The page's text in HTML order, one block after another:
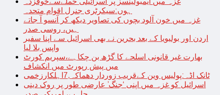
ہوں:سیکرٹری جنرل اقوام متحدہ
غزہ میں خون آلود بچوں کی تصاویر دیکھ کر آنسو آ جاتے
ہیں، روسی صدر
اردن اور بولیویا کے بعد بحرین نے بھی اسرائیل سے اپنا سفیر
واپس بلا لیا
بھارت غیر قانونی اسلحے کا گڑھ بن چکاہے،سپریم کورٹ
میں پیش رپورٹ میں انکشاف
ٹانک اڈہ:پولیس وین کےقریب زوردار دھماکہ,7اہلکارزخمی
اسرائیل کو غزہ میں اپنی ‘جنگ’ عارضی طور پر روک دینی